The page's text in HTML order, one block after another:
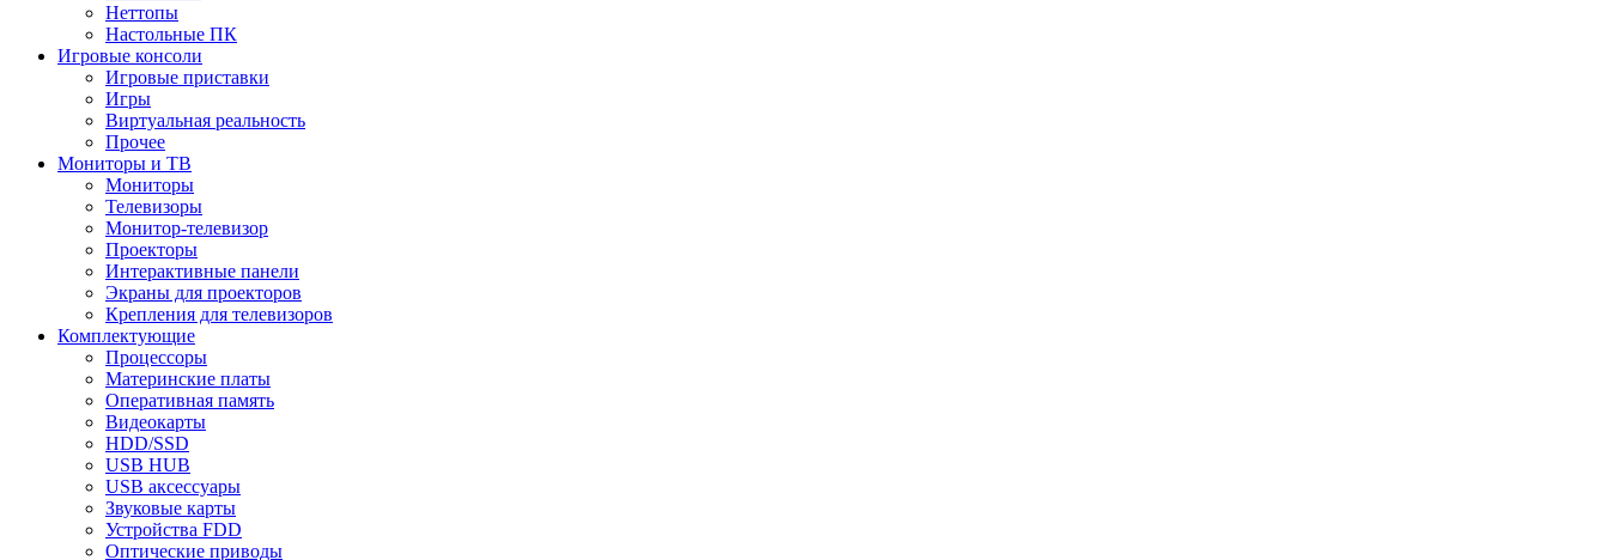
Неттопы
Настольные ПК
Игровые консоли
Игровые приставки
Игры
Виртуальная реальность
Прочее
Мониторы и ТВ
Мониторы
Телевизоры
Монитор-телевизор
Проекторы
Интерактивные панели
Экраны для проекторов
Крепления для телевизоров
Комплектующие
Процессоры
Материнские платы
Оперативная память
Видеокарты
HDD/SSD
USB HUB
USB аксессуары
Звуковые карты
Устройства FDD
Оптические приводы